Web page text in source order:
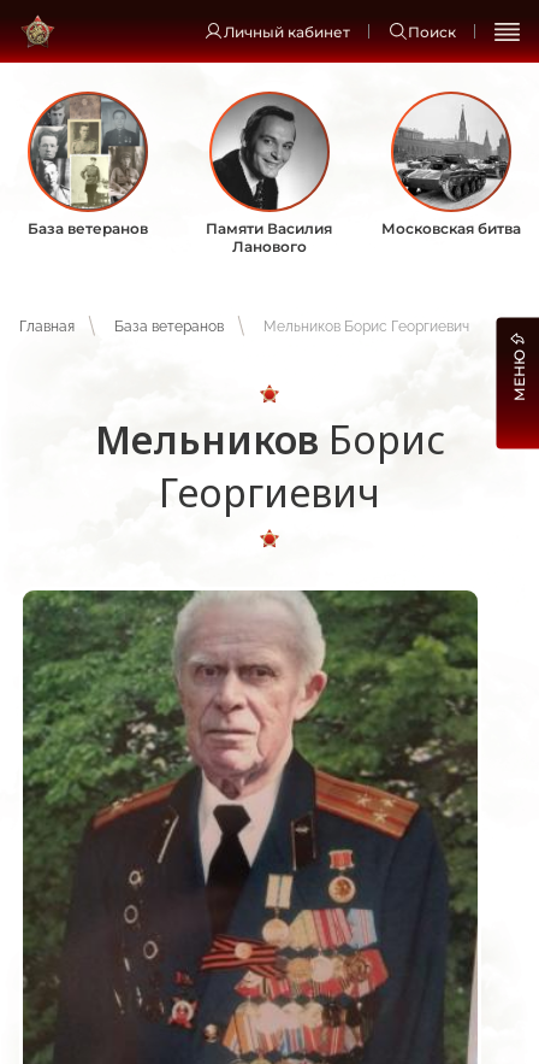
Личный кабинет Поиск
База ветеранов
Памяти Василия
Ланового
Московская битва
Главная База ветеранов Мельников Борис Георгиевич
Мельников Борис
Георгиевич
МЕНЮ